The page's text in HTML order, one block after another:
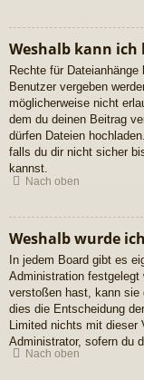
Weshalb kann ich
Rechte für
Benutzer vergeben
möglicherweise nicht
dem du deinen Beitrag
dürfen Dateien
falls du dir nicht sicher
kannst.
Nach oben
Weshalb wurde
In jedem Board gibt es
Administration festgelegt
verstoßen hast, kann sie
dies die Entscheidung
Limited nichts mit
Administrator, sofern du
Nach oben